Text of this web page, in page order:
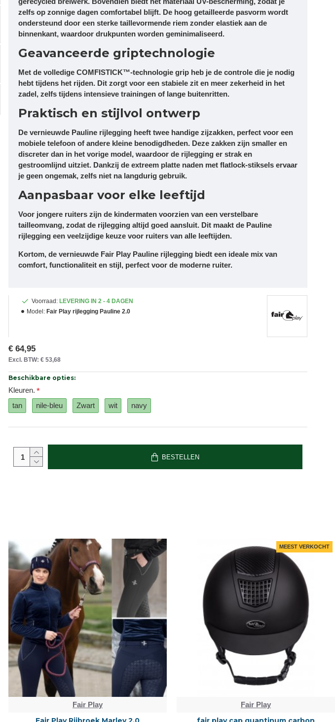
zelfs op zonnige dagen comfortabel blijft. De hoog getailleerde pasvorm wordt
ondersteund door een sterke taillevormende riem zonder elastiek aan de
binnenkant, waardoor drukpunten worden geminimaliseerd.
Geavanceerde griptechnologie
Met de volledige COMFISTICK™-technologie grip heb je de controle die je nodig
hebt tijdens het rijden. Dit zorgt voor een stabiele zit en meer zekerheid in het
zadel, zelfs tijdens intensieve trainingen of lange buitenritten.
Praktisch en stijlvol ontwerp
De vernieuwde Pauline rijlegging heeft twee handige zijzakken, perfect voor een
mobiele telefoon of andere kleine benodigdheden. Deze zakken zijn smaller en
discreter dan in het vorige model, waardoor de rijlegging er strak en
gestroomlijnd uitziet. Dankzij de extreem platte naden met flatlock-stiksels ervaar
je geen ongemak, zelfs niet na langdurig gebruik.
Aanpasbaar voor elke leeftijd
Voor jongere ruiters zijn de kindermaten voorzien van een verstelbare
tailleomvang, zodat de rijlegging altijd goed aansluit. Dit maakt de Pauline
rijlegging een veelzijdige keuze voor ruiters van alle leeftijden.
Kortom, de vernieuwde Fair Play Pauline rijlegging biedt een ideale mix van
comfort, functionaliteit en stijl, perfect voor de moderne ruiter.
Voorraad: LEVERING IN 2 - 4 DAGEN
Model: Fair Play rijlegging Pauline 2.0
€ 64,95
Excl. BTW: € 53,68
Beschikbare opties:
Kleuren.
tan
nile-bleu Zwart wit navy
BESTELLEN
Fair Play
MEEST VERKOCHT
Fair Play